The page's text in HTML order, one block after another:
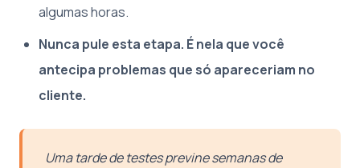
algumas horas.
Nunca pule esta etapa. É nela que você
antecipa problemas que só apareceriam no
cliente.
Uma tarde de testes previne semanas de